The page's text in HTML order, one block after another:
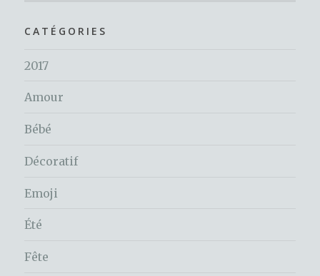
CATÉGORIES
2017
Amour
Bébé
Décoratif
Emoji
Été
Fête